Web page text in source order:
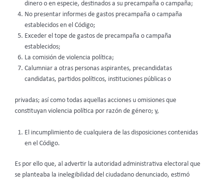
dinero o en especie, destinados a su precampaña o campaña;
No presentar informes de gastos precampaña o campaña
establecidos en el Código;
Exceder el tope de gastos de precampaña o campaña
establecidos;
La comisión de violencia política;
Calumniar a otras personas aspirantes, precandidatas
candidatas, partidos políticos, instituciones públicas o
privadas; así como todas aquellas acciones u omisiones que
constituyan violencia política por razón de género; y,
El incumplimiento de cualquiera de las disposiciones contenidas
en el Código.
Es por ello que, al advertir la autoridad administrativa electoral que
se planteaba la inelegibilidad del ciudadano denunciado, estimó